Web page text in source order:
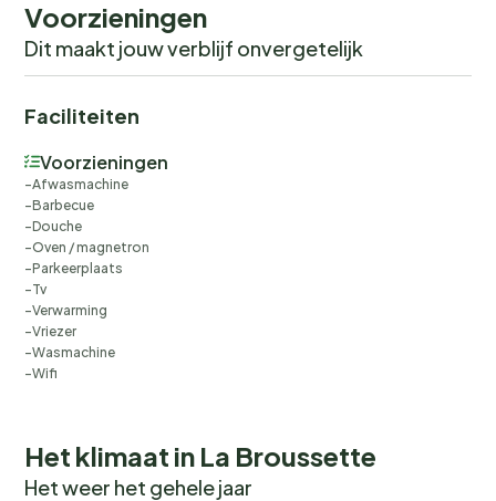
Voorzieningen
Dit maakt jouw verblijf onvergetelijk
Faciliteiten
Voorzieningen
Afwasmachine
Barbecue
Douche
Oven / magnetron
Parkeerplaats
Tv
Verwarming
Vriezer
Wasmachine
Wifi
Het klimaat in La Broussette
Het weer het gehele jaar